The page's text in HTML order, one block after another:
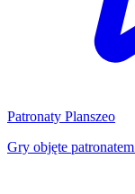
Patronaty Planszeo
Gry objęte